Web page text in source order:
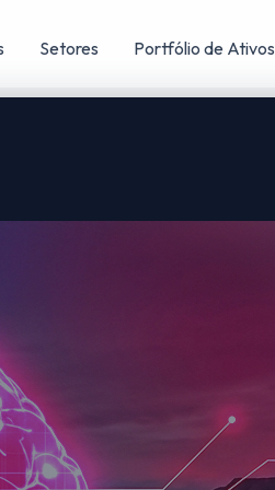
Setores Portfólio de Ativos